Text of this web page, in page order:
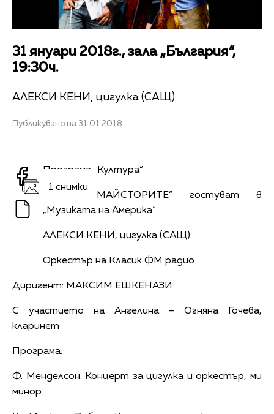
1 снимки
31 януари 2018г., зала „България“,
19:30ч.
АЛЕКСИ КЕНИ, цигулка (САЩ)
Публикувано на 31.01.2018
Програма „Култура“
„КОНЦЕРТМАЙСТОРИТЕ“ гостуват в
„Музиката на Америка“
АЛЕКСИ КЕНИ, цигулка (САЩ)
Оркестър на Класик ФМ радио
Диригент: МАКСИМ ЕШКЕНАЗИ
С участието на Ангелина – Огняна Гочева,
кларинет
Програма:
Ф. Менделсон: Концерт за цигулка и оркестър, ми
минор